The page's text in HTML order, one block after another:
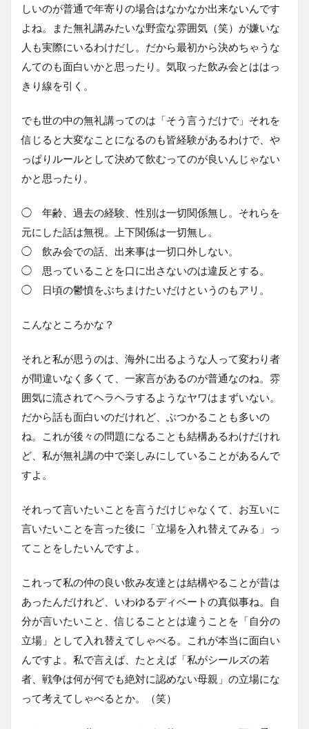
しいのが普通で年寄りの場合はなかなか出来ないんです
よね。また無礼講みたいな野蛮な雰囲気（笑）が嫌いな
人も実際にいるわけだし。だから最初から決めちゃうな
んてのも面白いかと思ったり。気取った飲み会とははっ
きり線を引く。
でも世の中の無礼講ってのは「そう言うだけで」それを
信じると大変なことになるのも皆経験があるわけで、や
っぱりルールとして決めて飲むってのが良いんじゃない
かと思ったり。
◯ 年齢、過去の経験、性別は一切関係無し。それらを
元にした話は無視。上下関係は一切無し。
◯ 飲み会での話、出来事は一切口外しない。
◯ 思っていることを口に出さないのは違反とする。
◯ 日頃の鬱憤をぶちまけたいだけというのもアリ。
こんなところかな？
それと私が思うのは、海外に出るような人って変わり者
が間違いなく多くて、一家言があるのが普通なのね。雰
囲気に流されてヘラヘラするようなヤワはまずいない。
だから話も面白いのだけれど、ぶつかることも多いの
ね。これが後々の問題になることも結構あるわけだけれ
ど、私が無礼講の中で楽しみにしていることがあるんで
すよ。
それって言いたいことを言うだけじゃなくて、お互いに
言いたいことを言った後に「立場を入れ替えてみる」っ
てことをしたいんですよ。
これって私の仲の良い飲み友達とは結構やることが昔は
あったんだけれど、いわゆるディベートの真似事ね。自
分が言いたいこと、信じることとは違うことを「自分の
立場」として入れ替えてしゃべる。これが本当に面白い
んですよ。私で言えば、たとえば「私がシールズの若
者、戦争は何が何でも絶対に認めない母親」の立場にな
って考えてしゃべるとか。（笑）